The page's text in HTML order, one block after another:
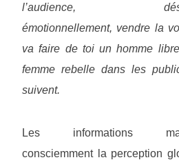
l’audience,
émotionnellement, vendre la
va faire de toi un homme
femme rebelle dans les
suivent.
Les informations
consciemment la perception